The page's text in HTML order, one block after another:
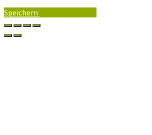
Speichern